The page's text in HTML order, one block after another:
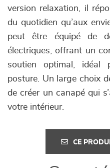
version relaxation, il
du quotidien qu’aux
peut être équipé de
électriques, offrant un
soutien optimal, idéal
posture. Un large choix
de créer un canapé qui
votre intérieur.
CE